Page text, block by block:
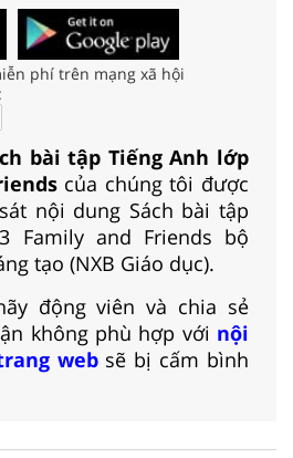
phí trên mạng xã hội
bài tập Tiếng Anh lớp
của chúng tôi được
nội dung Sách bài tập
Family and Friends bộ
tạo (NXB Giáo dục).
động viên và chia sẻ
không phù hợp với nội
websẽ bị cấm bình